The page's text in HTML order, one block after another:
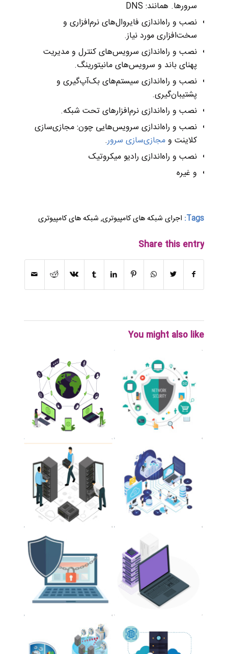
سرورها. همانند: DNS
نصب و راه‌اندازی فایروال‌های نرم‌افزاری و
سخت‌افزاری مورد نیاز.
نصب و راه‌اندازی سرویس‌های کنترل و مدیریت
پهنای باند و سرویس‌های مانیتورینگ.
نصب و راه‌اندازی سیستم‌های بک‌آپ‌گیری و
پشتیبان‌گیری.
نصب و راه‌اندازی نرم‌افزارهای تحت شبکه.
نصب و راه‌اندازی سرویس‌هایی چون: مجازی‌سازی
کلاینت ومجازی‌سازی سرور.
نصب و راه‌اندازی رادیو میکروتیک
و غیره
Tags: اجرای شبکه های کامپیوتری, شبکه های کامپیوتری
Share this entry
You might also like